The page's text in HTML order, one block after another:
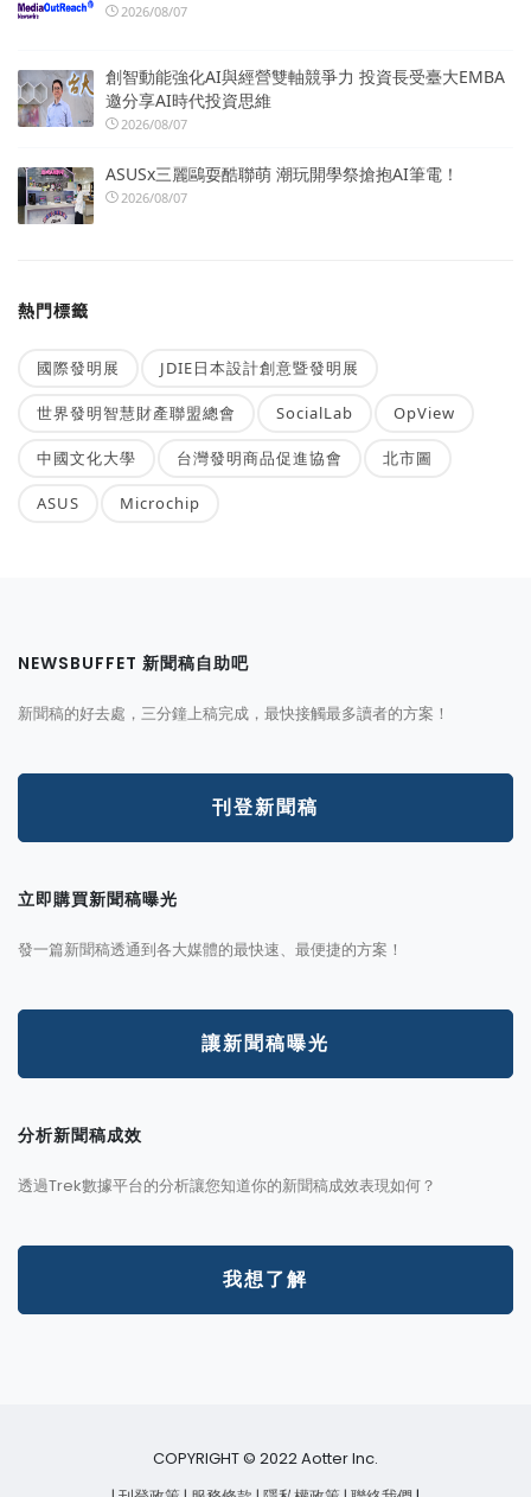
2026/08/07
創智動能強化AI與經營雙軸競爭力 投資長受臺大EMBA
邀分享AI時代投資思維
2026/08/07
ASUSx三麗鷗耍酷聯萌 潮玩開學祭搶抱AI筆電！
2026/08/07
熱門標籤
國際發明展 JDIE日本設計創意暨發明展
世界發明智慧財產聯盟總會 SocialLab OpView
中國文化大學 台灣發明商品促進協會 北市圖
ASUS Microchip
NEWSBUFFET 新聞稿自助吧
新聞稿的好去處，三分鐘上稿完成，最快接觸最多讀者的方案！
刊登新聞稿
立即購買新聞稿曝光
發一篇新聞稿透通到各大媒體的最快速、最便捷的方案！
讓新聞稿曝光
分析新聞稿成效
透過Trek數據平台的分析讓您知道你的新聞稿成效表現如何？
我想了解
COPYRIGHT © 2022 Aotter Inc.